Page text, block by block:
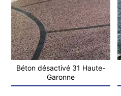
Béton désactivé 31 Haute-
Garonne